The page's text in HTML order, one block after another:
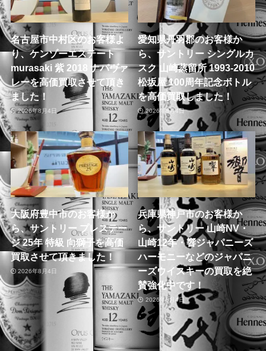
名古屋市中村区のお客様よ
り、ケンゾーエステート
murasaki 紫 2018 ナパヴァ
レーを高価買取させて頂き
ました！
2026年8月4日
愛知県丹羽郡のお客様か
ら、サントリー シングルカ
スク 山崎蒸留所 1993-2010
松坂屋 100周年記念ボトル
を高価買取しました！
2026年8月4日
大阪府豊中市のお客様か
ら、サントリー プレステー
ジ 25年 特級 向獅子を高価
買取させて頂きました！
2026年8月4日
兵庫県神戸市のお客様か
ら、サントリー 山崎NV・
山崎12年・響ジャパニーズ
ハーモニーなどのジャパニ
ーズウイスキーの買取を絶
賛強化中です！
2026年8月4日